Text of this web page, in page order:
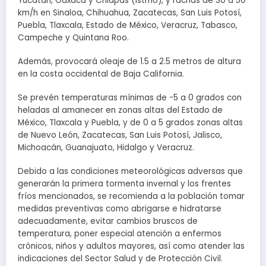
km/h en Sinaloa, Chihuahua, Zacatecas, San Luis Potosí,
Puebla, Tlaxcala, Estado de México, Veracruz, Tabasco,
Campeche y Quintana Roo.
Además, provocará oleaje de 1.5 a 2.5 metros de altura
en la costa occidental de Baja California.
Se prevén temperaturas mínimas de -5 a 0 grados con
heladas al amanecer en zonas altas del Estado de
México, Tlaxcala y Puebla, y de 0 a 5 grados zonas altas
de Nuevo León, Zacatecas, San Luis Potosí, Jalisco,
Michoacán, Guanajuato, Hidalgo y Veracruz.
Debido a las condiciones meteorológicas adversas que
generarán la primera tormenta invernal y los frentes
fríos mencionados, se recomienda a la población tomar
medidas preventivas como abrigarse e hidratarse
adecuadamente, evitar cambios bruscos de
temperatura, poner especial atención a enfermos
crónicos, niños y adultos mayores, así como atender las
indicaciones del Sector Salud y de Protección Civil.